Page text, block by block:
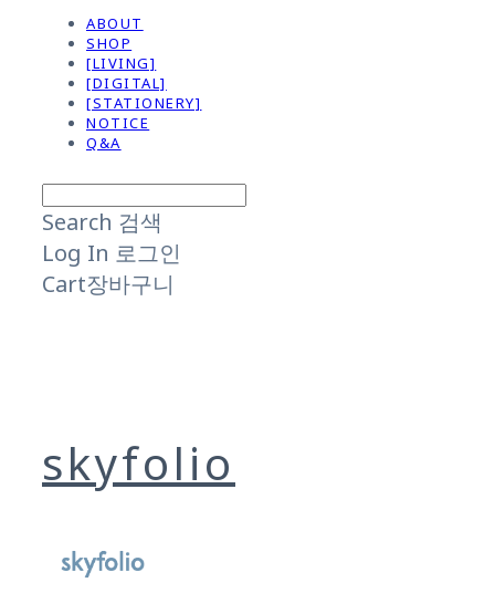
ABOUT
SHOP
[LIVING]
[DIGITAL]
[STATIONERY]
NOTICE
Q&A
Search 검색
Log In 로그인
Cart장바구니
skyfolio